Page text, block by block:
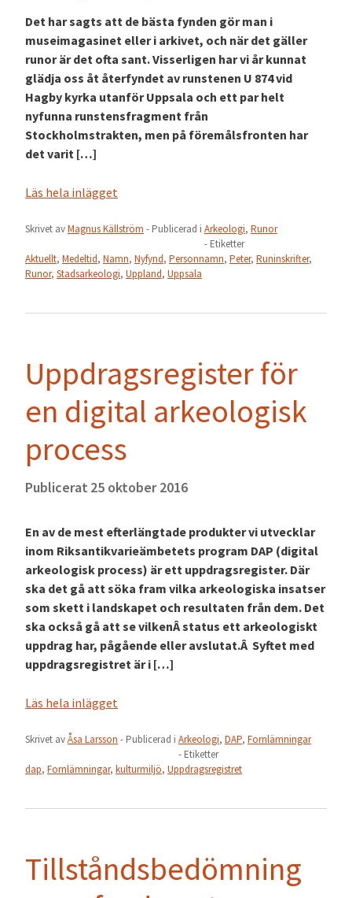
Det har sagts att de bästa fynden gör man i
museimagasinet eller i arkivet, och när det gäller
runor är det ofta sant. Visserligen har vi år kunnat
glädja oss åt återfyndet av runstenen U 874 vid
Hagby kyrka utanför Uppsala och ett par helt
nyfunna runstensfragment från
Stockholmstrakten, men på föremålsfronten har
det varit […]
Läs hela inlägget
Skrivet avMagnus Källström - Publicerad i Arkeologi, Runor
- Etiketter
Aktuellt, Medeltid, Namn, Nyfynd, Personnamn, Peter, Runinskrifter,
Runor, Stadsarkeologi, Uppland, Uppsala
Uppdragsregister för
en digital arkeologisk
process
Publicerat 25 oktober 2016
En av de mest efterlängtade produkter vi utvecklar
inom Riksantikvarieämbetets program DAP (digital
arkeologisk process) är ett uppdragsregister. Där
ska det gå att söka fram vilka arkeologiska insatser
som skett i landskapet och resultaten från dem. Det
ska också gå att se vilkenÂ status ett arkeologiskt
uppdrag har, pågående eller avslutat.Â Syftet med
uppdragsregistret är i […]
Läs hela inlägget
Skrivet avÅsa Larsson - Publicerad i Arkeologi, DAP, Fornlämningar
- Etiketter
dap, Fornlämningar, kulturmiljö, Uppdragsregistret
Tillståndsbedömning